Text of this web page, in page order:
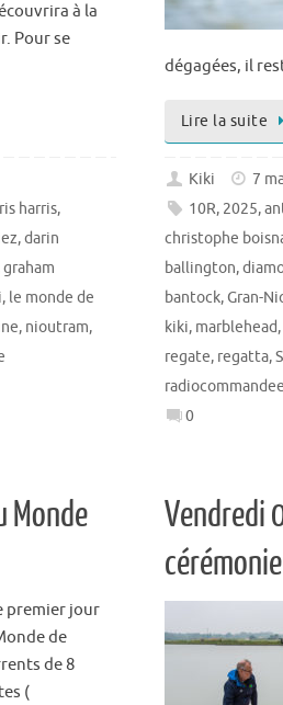
à la
Pour se
harris,
,darin
graham
, le monde de
, nioutram,
dégagées, il
Lire la suite
Kiki 7
10R, 2025,
christophe
ballington,
bantock,Gran-
kiki, marblehead,
regate, regatta,
radiocommandee
0
Monde
premier jour
de
de 8
(
Vendredi